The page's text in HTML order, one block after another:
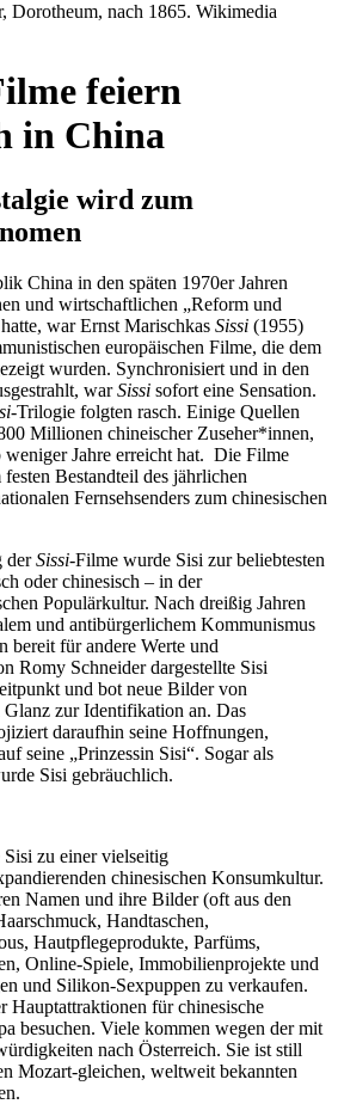
Dorotheum, nach 1865. Wikimedia
feiern
in China
wird zum
China in den späten 1970er Jahren
und wirtschaftlichen „Reform und
war Ernst Marischkas Sissi (1955)
europäischen Filme, die dem
wurden. Synchronisiert und in den
warSissi sofort eine Sensation.
-Trilogie folgten rasch. Einige Quellen
Millionen chineischer Zuseher*innen,
Jahre erreicht hat. Die Filme
Bestandteil des jährlichen
Fernsehsenders zum chinesischen
derSissi-Filme wurde Sisi zur beliebtesten
oder chinesisch – in der
Populärkultur. Nach dreißig Jahren
und antibürgerlichem Kommunismus
bereit für andere Werte und
Romy Schneider dargestellte Sisi
und bot neue Bilder von
zur Identifikation an. Das
daraufhin seine Hoffnungen,
seine „Prinzessin Sisi“. Sogar als
Sisi gebräuchlich.
zu einer vielseitig
chinesischen Konsumkultur.
Namen und ihre Bilder (oft aus den
Handtaschen,
Hautpflegeprodukte, Parfüms,
Online-Spiele, Immobilienprojekte und
und Silikon-Sexpuppen zu verkaufen.
Hauptattraktionen für chinesische
besuchen. Viele kommen wegen der mit
nach Österreich. Sie ist still
Mozart-gleichen, weltweit bekannten